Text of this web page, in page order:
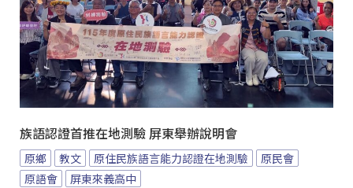
族語認證首推在地測驗 屏東舉辦說明會
原鄉 教文 原住民族語言能力認證在地測驗
原民會
原語會
屏東來義高中